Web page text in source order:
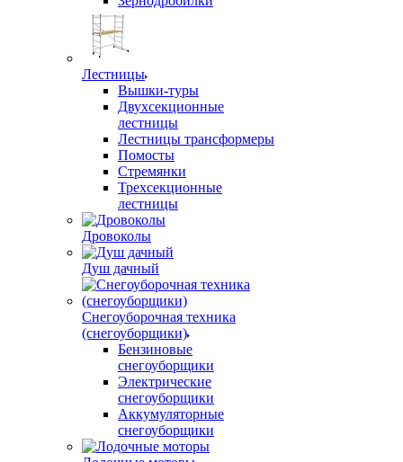
Лестницы
Вышки-туры
Двухсекционные
лестницы
Лестницы трансформеры
Помосты
Стремянки
Трехсекционные
лестницы
Дровоколы
Душ дачный
Снегоуборочная техника
(снегоуборщики)
Бензиновые
снегоуборщики
Электрические
снегоуборщики
Аккумуляторные
снегоуборщики